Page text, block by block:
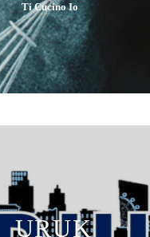
Ti Cucino Io
URUK